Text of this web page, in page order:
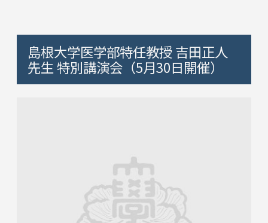
島根大学医学部特任教授 吉田正人
先生 特別講演会（5月30日開催）